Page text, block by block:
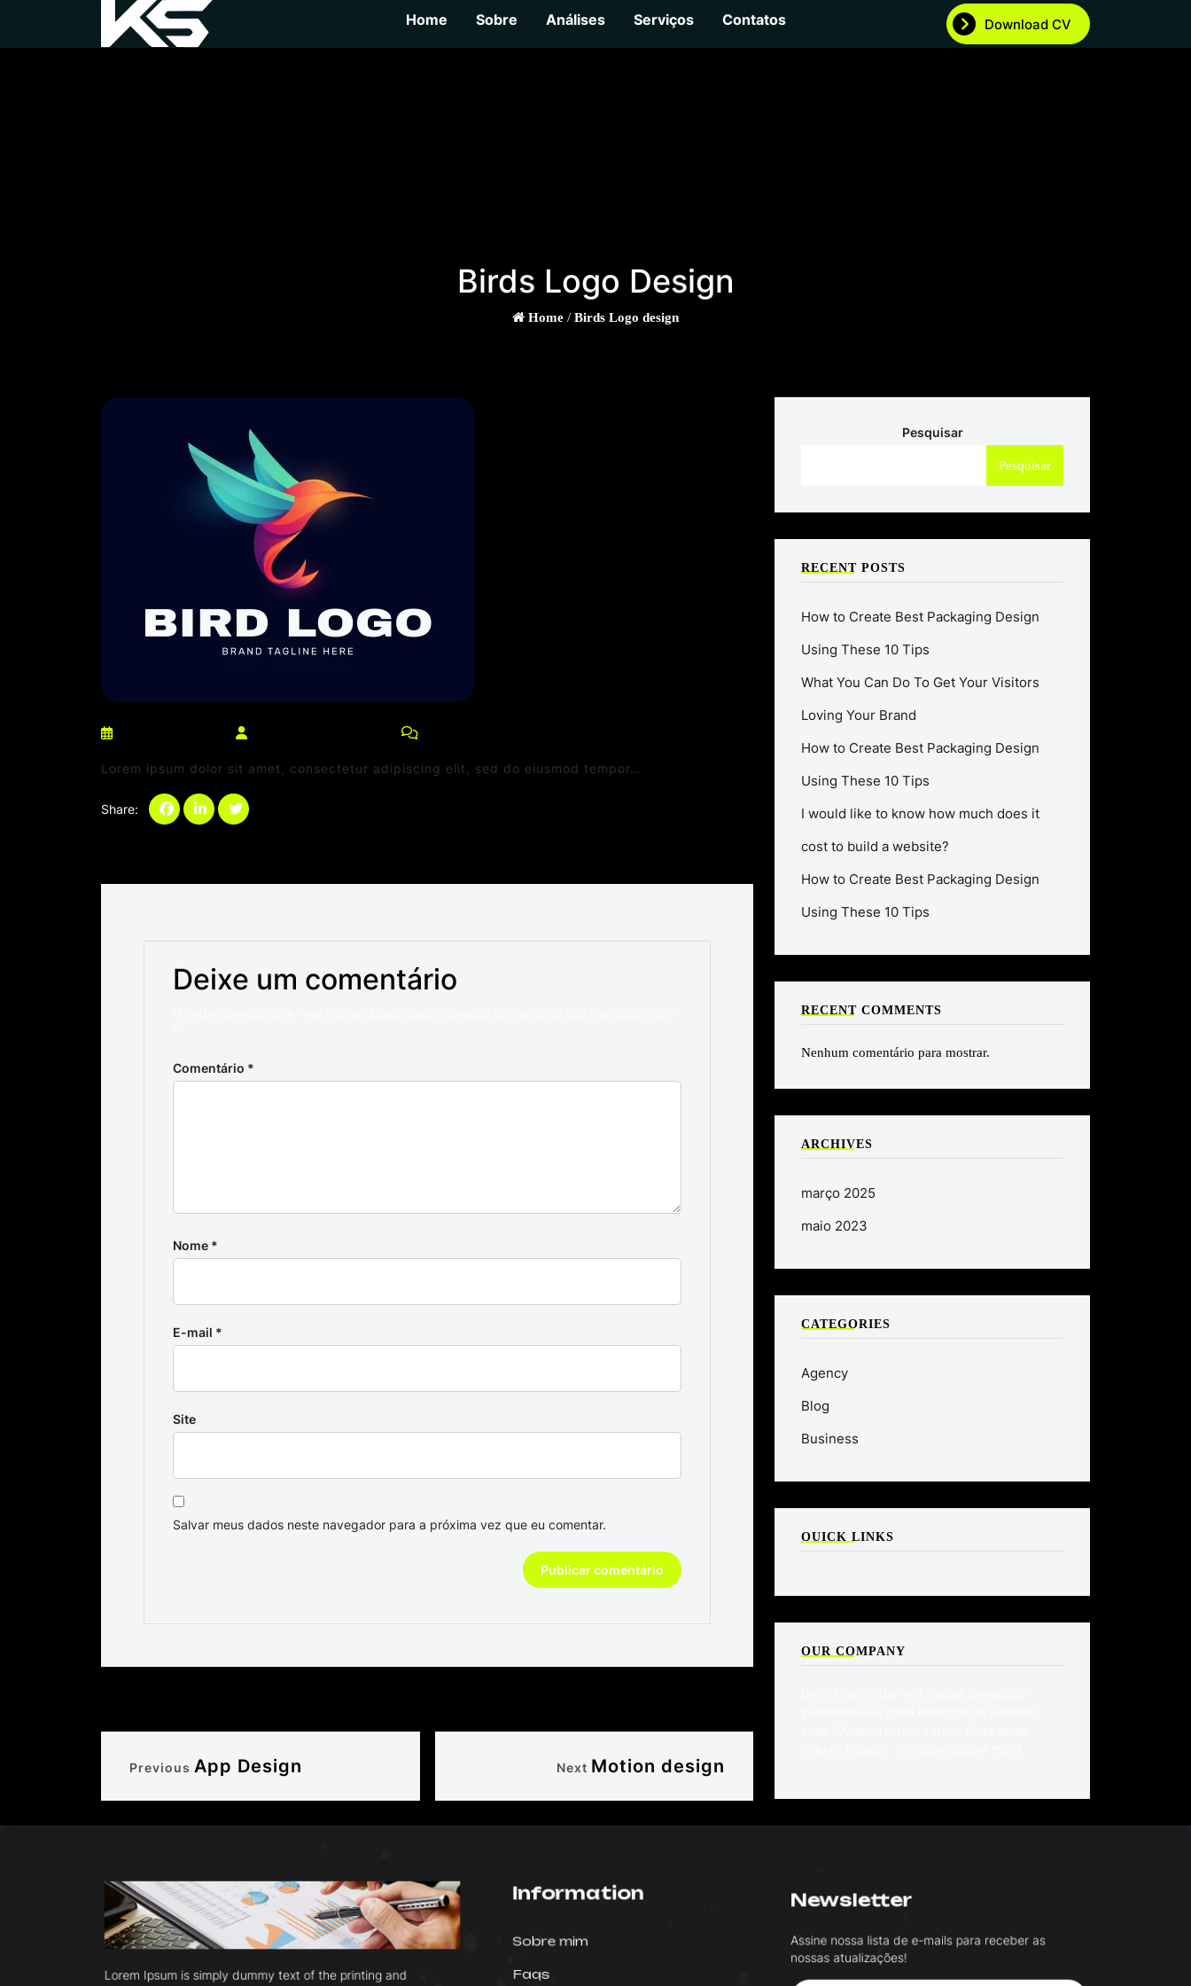
Home Sobre Análises Serviços Contatos Download CV
Birds Logo Design
Home / Birds Logo design
Lorem ipsum dolor sit amet, consectetur adipiscing elit, sed do eiusmod tempor…
Share:
Deixe um comentário
Comentário *
Nome *
E-mail *
Site
Salvar meus dados neste navegador para a próxima vez que eu comentar.
Previous App Design Next Motion design
Pesquisar
Pesquisar
RECENT POSTS
How to Create Best Packaging Design
Using These 10 Tips
What You Can Do To Get Your Visitors
Loving Your Brand
How to Create Best Packaging Design
Using These 10 Tips
I would like to know how much does it
cost to build a website?
How to Create Best Packaging Design
Using These 10 Tips
RECENT COMMENTS
Nenhum comentário para mostrar.
ARCHIVES
março 2025
maio 2023
CATEGORIES
Agency
Blog
Business
QUICK LINKS
OUR COMPANY
Lorem Ipsum is simply dummy text of the printing and
Information
Sobre mim
Faqs
Newsletter
Assine nossa lista de e-mails para receber as
nossas atualizações!